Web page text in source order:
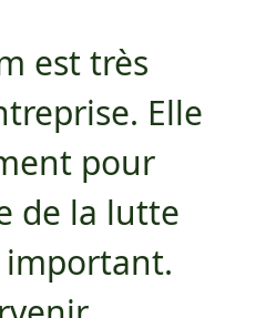
est très
Elle
pour
de la lutte
important.